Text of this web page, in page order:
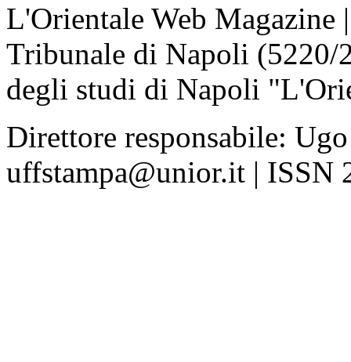
L'Orientale Web Magazine
Tribunale di Napoli
degli studi di Napoli
Direttore responsabile:
uffstampa@unior.it | ISSN